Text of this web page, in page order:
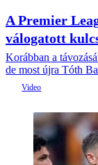
A Premier
válogatott
Korábban a
de most újra Tóth